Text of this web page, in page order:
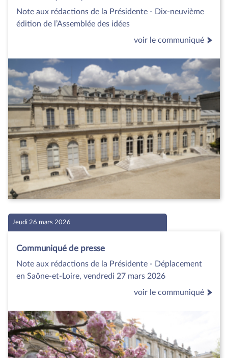
Note aux rédactions de la Présidente - Dix-neuvième
édition de l’Assemblée des idées
voir le communiqué
Jeudi 26 mars 2026
Communiqué de presse
Note aux rédactions de la Présidente - Déplacement
en Saône-et-Loire, vendredi 27 mars 2026
voir le communiqué